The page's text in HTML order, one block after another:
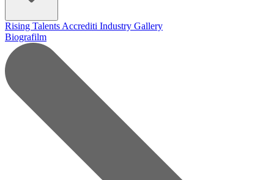
Rising Talents Accrediti Industry Gallery
Biografilm